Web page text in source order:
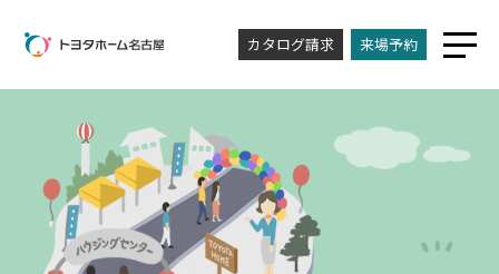
カタログ請求 来場予約